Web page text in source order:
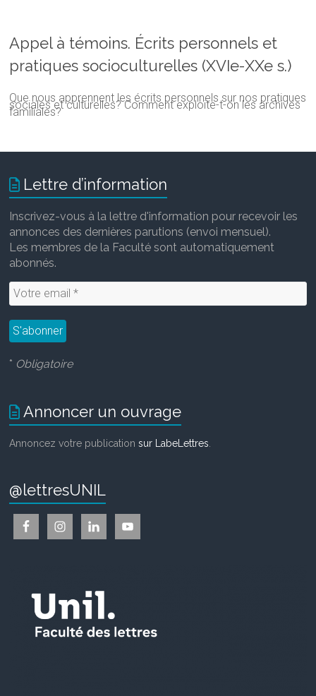
Appel à témoins. Écrits personnels et
pratiques socioculturelles (XVIe-XXe s.)
Que nous apprennent les écrits personnels sur nos pratiques
sociales et culturelles? Comment exploite-t-on les archives
familiales?
Lettre d’information
Inscrivez-vous à la lettre d'information pour recevoir les
annonces des dernières parutions (envoi mensuel).
Les membres de la Faculté sont automatiquement
abonnés.
* Obligatoire
Annoncer un ouvrage
Annoncez votre publicationsur LabeLettres
@lettresUNIL